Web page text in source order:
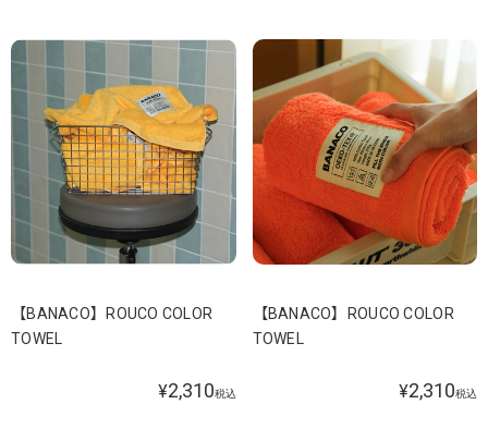
【BANACO】ROUCO COLOR
TOWEL
¥2,310税込
【BANACO】ROUCO COLOR
TOWEL
¥2,310税込